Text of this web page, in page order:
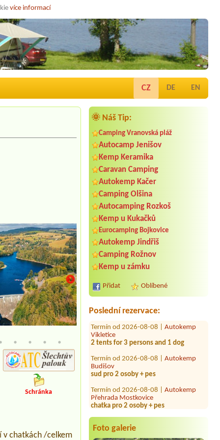
více informací
CZ DE EN
🌞 Náš Tip:
Camping Vranovská pláž
Autocamp Jenišov
Kemp Keramika
Caravan Camping
Autokemp Kačer
Camping Olšina
Autocamping Rozkoš
Kemp u Kukačků
Eurocamping Bojkovice
Autokemp Jindřiš
Camping Rožnov
Kemp u zámku
Přidat Oblíbené
Poslední rezervace:
Termín od 2026-08-07 |
Lipka
1 místo/2osoby, osobní automobil,
bez elektrické přípojky
Termín od 2026-07-26 |
Autokemp
Jindřiš
karavan+el.přípojka+3dospělí+1dítě
Termín od 2026-08-08 |
2 tents for 3 persons and 1 dog
Termín od 2026-08-08 |Autokemp
sud pro 2 osoby + pes
Termín od 2026-08-08 |
chatka pro 2 osoby + pes
Termín od 2026-08-01 |Kemp Rusava
Termín od 2026-08-14 |
Camp
Foto galerie
Schránka
v chatkách /celkem